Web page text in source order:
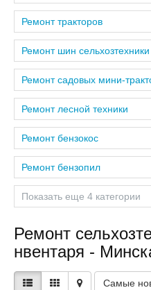
Ремонт тракторов
Ремонт шин сельхозтехники
Ремонт садовых мини-
Ремонт лесной техники
Ремонт бензокос
Ремонт бензопил
Показать еще 4 категории
Ремонт
нвентаря -
Самые